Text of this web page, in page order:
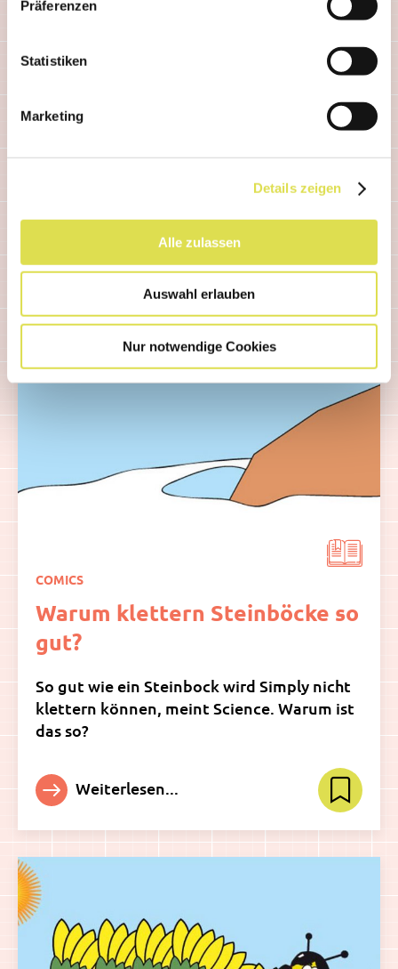
Präferenzen
Statistiken
Marketing
Details zeigen
Alle zulassen
Auswahl erlauben
Nur notwendige Cookies
Wie wird ein Duft kreiert?
COMICS
Warum klettern Steinböcke so
gut?
So gut wie ein Steinbock wird Simply nicht
klettern können, meint Science. Warum ist
das so?
Weiterlesen...